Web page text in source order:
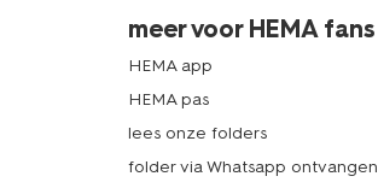
meer voor HEMA fans
HEMA app
HEMA pas
lees onze folders
folder via Whatsapp ontvangen